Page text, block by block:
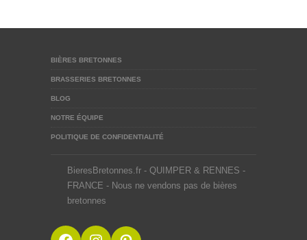
BIÈRES BRETONNES
BRASSERIES BRETONNES
BLOG
NOTRE ÉQUIPE
POLITIQUE DE CONFIDENTIALITÉ
BieresBretonnes.fr - QUIMPER & RENNES -
FRANCE - Nous ne vendons pas de bières
bretonnes
Facebook
Instagram
Pinterest